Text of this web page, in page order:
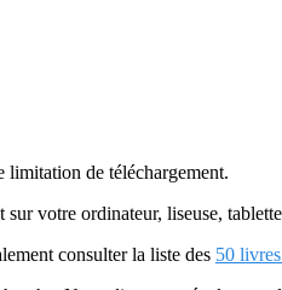
limitation de téléchargement.
votre ordinateur, liseuse,
consulter la liste des 50